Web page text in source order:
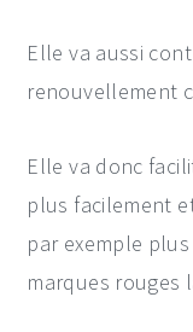
Elle va aussi
renouvellement
Elle va donc
plus facilement
par exemple
marques rouges